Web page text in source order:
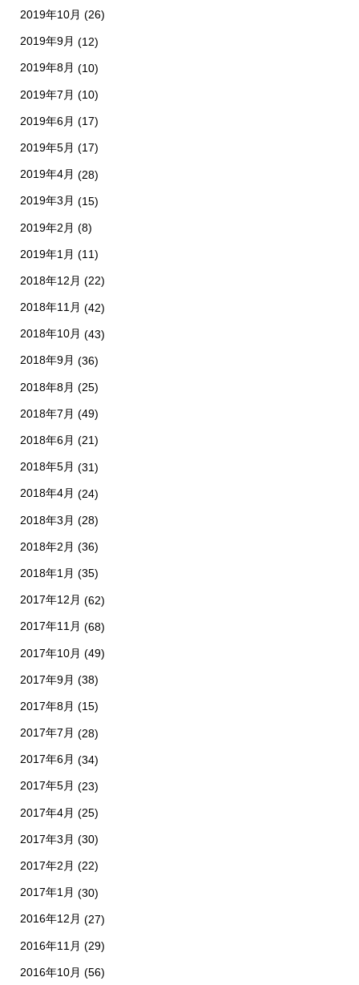
2019年10月 (26)
2019年9月 (12)
2019年8月 (10)
2019年7月 (10)
2019年6月 (17)
2019年5月 (17)
2019年4月 (28)
2019年3月 (15)
2019年2月 (8)
2019年1月 (11)
2018年12月 (22)
2018年11月 (42)
2018年10月 (43)
2018年9月 (36)
2018年8月 (25)
2018年7月 (49)
2018年6月 (21)
2018年5月 (31)
2018年4月 (24)
2018年3月 (28)
2018年2月 (36)
2018年1月 (35)
2017年12月 (62)
2017年11月 (68)
2017年10月 (49)
2017年9月 (38)
2017年8月 (15)
2017年7月 (28)
2017年6月 (34)
2017年5月 (23)
2017年4月 (25)
2017年3月 (30)
2017年2月 (22)
2017年1月 (30)
2016年12月 (27)
2016年11月 (29)
2016年10月 (56)